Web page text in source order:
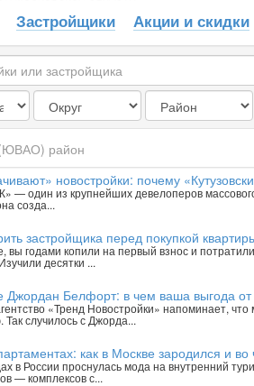
Застройщики Акции и скидки
район
новостройки: почему
— один из крупнейших девелоперов
созда...
застройщика перед покупкой
вы годами копили на первый взнос и
десятки ...
Джордан Белфорт: в чем ваша выгода от
«Тренд Новостройки» напоминает,
случилось с Джорда...
как в Москве зародился и
в России проснулась мода на внутренний
— комплексов с...